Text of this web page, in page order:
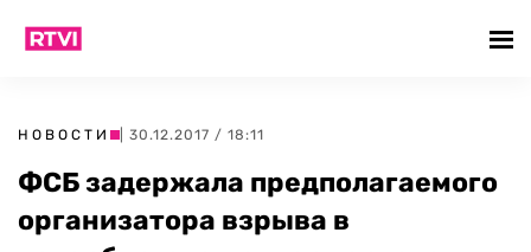
НОВОСТИ | 30.12.2017 / 18:11
ФСБ задержала предполагаемого
организатора взрыва в